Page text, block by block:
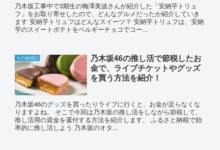
乃木坂工事中で3期生の梅澤美波さんが紹介した「安納芋トリュ
フ」をお取り寄せしたので、どんなグルメだったか紹介していき
ます 安納芋トリュフはどんなスイーツ？ 安納芋トリュフは、安納
芋のスイートポテトをベルギーチョコでコー...
その他雑記
乃木坂46の推し活で節税したお
金で、ライブチケットやグッズ
を買う方法を紹介！
乃木坂46のグッズを買ったりライブに行くと、お金が足らなくな
りますよね。 そこで今回は乃木坂の推し活をしながら節税して、
推し活用の資金を還付する方法を紹介します。 ふるさと納税で効
率的に推し活しよう 乃木坂のオタ...